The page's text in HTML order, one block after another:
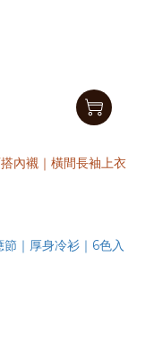
內襯｜橫間長袖上衣